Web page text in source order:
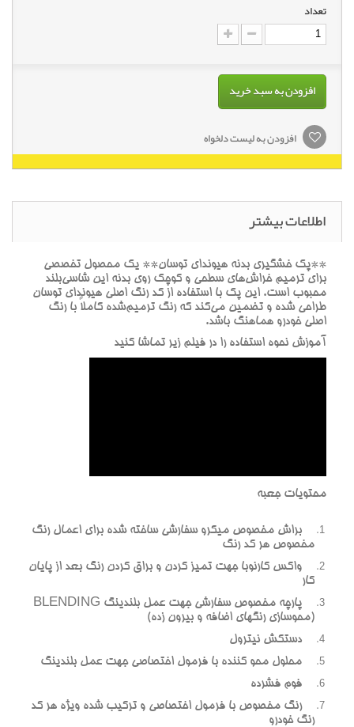
تعداد
افزودن به سبد خرید
افزودن به لیست دلخواه
اطلاعات بیشتر
**پک خشگيري بدنه هيونداي توسان** يک محصول تخصصي
براي ترميم خراش‌هاي سطحي و کوچک روي بدنه اين شاسي‌بلند
محبوب است. اين پک با استفاده از کد رنگ اصلي هيونداي توسان
طراحي شده و تضمين مي‌کند که رنگ ترميم‌شده کاملاً با رنگ
اصلي خودرو هماهنگ باشد.
آموزش نحوه استفاده را در فيلم زير تماشا کنيد
محتويات جعبه
براش مخصوص ميکرو سفارشي ساخته شده براي اعمال رنگ
مخصوص هر کد رنگ
واکس کارنوبا جهت تميز کردن و براق کردن رنگ بعد از پايان
کار
پارچه مخصوص سفارشي جهت عمل بلندينگ BLENDING
(محوسازي رنگهاي اضافه و بيرون زده)
دستکش نيترول
محلول محو کننده با فرمول اختصاصي جهت عمل بلندينگ
فوم فشرده
رنگ مخصوص با فرمول اختصاصي و ترکيب شده ويژه هر کد
رنگ خودرو